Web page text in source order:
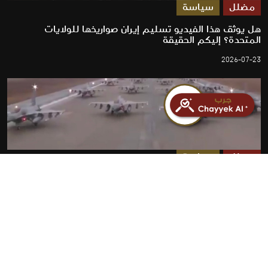
مضلل سياسة
هل يوثق هذا الفيديو تسليم إيران صواريخها للولايات
المتحدة؟ إليكم الحقيقة
2026-07-23
مضلل سياسة